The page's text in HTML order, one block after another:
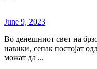
June 9, 2023
Во денешниот свет на
навики, сепак постојат
можат да ...